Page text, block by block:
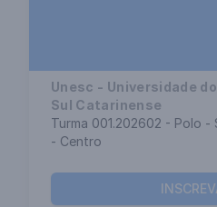
Unesc - Universidade
Sul Catarinense
Turma 001.202602 - Polo -
- Centro